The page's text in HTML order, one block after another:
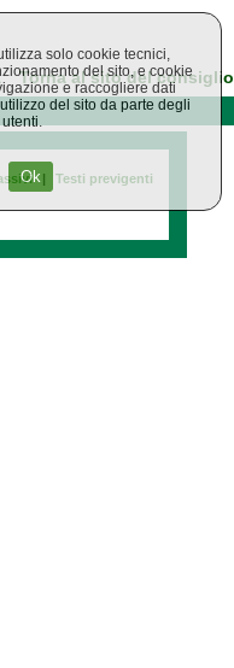
Torna al sito del consiglio
| Testi previgenti
solo cookie tecnici,
del sito, e cookie
e raccogliere dati
del sito da parte degli
utenti.
Ok